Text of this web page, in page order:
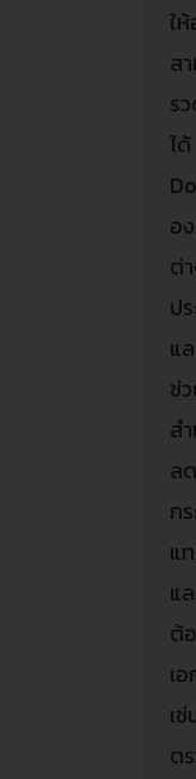
ใ
ส
ร
ไ
อ
ต่
ป
แ
ช่
ส
ล
ก
แ
แ
ต้
เ
เ
ต